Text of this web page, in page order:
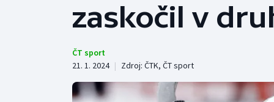
Biatlon
zaskočil v
ČT sport
21. 1. 2024 | Zdroj: ČTK, ČT sport